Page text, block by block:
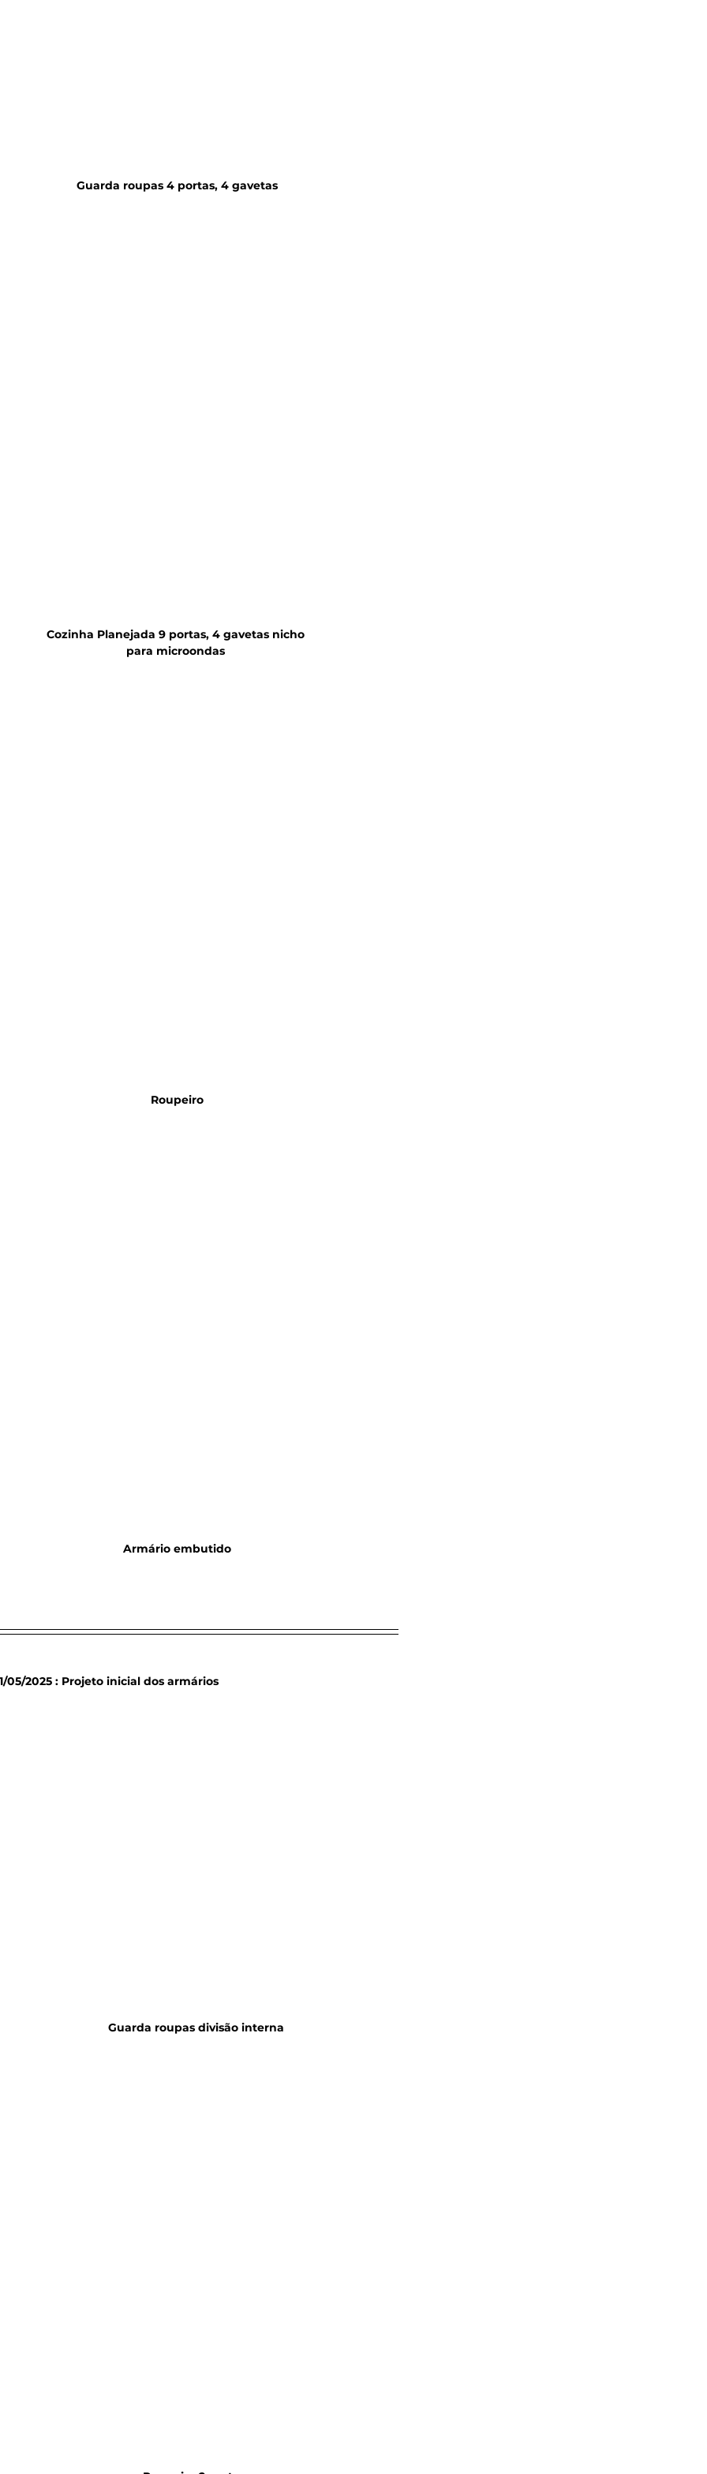
Guarda roupas 4 portas, 4 gavetas
Cozinha Planejada 9 portas, 4 gavetas nicho
para microondas
Roupeiro
Armário embutido
05/2025 : Projeto inicial dos armários
Guarda roupas divisão interna